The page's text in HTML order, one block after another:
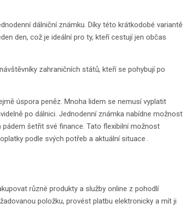
dálniční známku. Díky této krátkodobé variantě
den, což je ideální pro ty, kteří cestují jen občas
zahraničních států, kteří se pohybují po
úspora peněz. Mnoha lidem se nemusí vyplatit
po dálnici. Jednodenní známka nabídne možnost
šetřit své finance. Tato flexibilní možnost
podle svých potřeb a aktuální situace .
různé produkty a služby online z pohodlí
položku, provést platbu elektronicky a mít ji